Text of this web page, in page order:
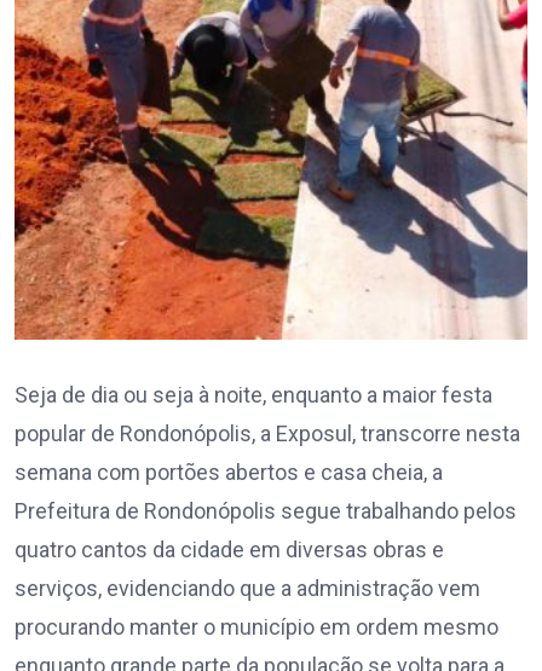
Seja de dia ou seja à noite, enquanto a maior festa
popular de Rondonópolis, a Exposul, transcorre nesta
semana com portões abertos e casa cheia, a
Prefeitura de Rondonópolis segue trabalhando pelos
quatro cantos da cidade em diversas obras e
serviços, evidenciando que a administração vem
procurando manter o município em ordem mesmo
enquanto grande parte da população se volta para a